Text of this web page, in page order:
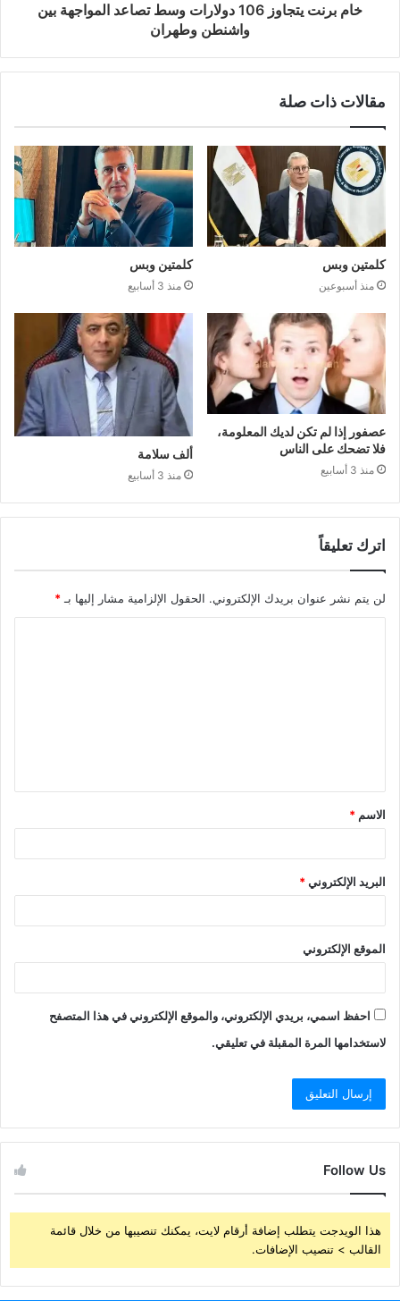
خام برنت يتجاوز 106 دولارات وسط تصاعد المواجهة بين
واشنطن وطهران
مقالات ذات صلة
كلمتين وبس
منذ أسبوعين
كلمتين وبس
منذ 3 أسابيع
عصفور إذا لم تكن لديك المعلومة،
فلا تضحك على الناس
منذ 3 أسابيع
ألف سلامة
منذ 3 أسابيع
اترك تعليقاً
لن يتم نشر عنوان بريدك الإلكتروني. الحقول الإلزامية مشار إليها بـ *
ق
*
الاسم *
البريد الإلكتروني*
الموقع الإلكتروني
احفظ اسمي، بريدي الإلكتروني، والموقع الإلكتروني في هذا المتصفح
لاستخدامها المرة المقبلة في تعليقي.
Follow Us
هذا الويدجت يتطلب إضافة أرقام لايت، يمكنك تنصيبها من خلال قائمة
القالب > تنصيب الإضافات.